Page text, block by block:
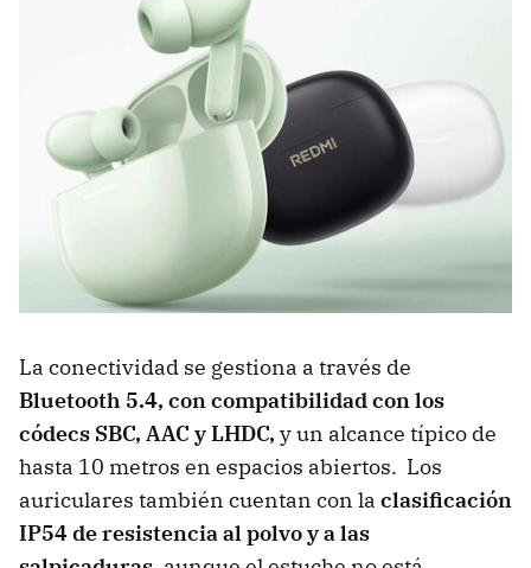
La conectividad se gestiona a través de
Bluetooth 5.4, con compatibilidad con los
códecs SBC, AAC y LHDC, y un alcance típico de
hasta 10 metros en espacios abiertos. Los
auriculares también cuentan con la clasificación
IP54 de resistencia al polvo y a las